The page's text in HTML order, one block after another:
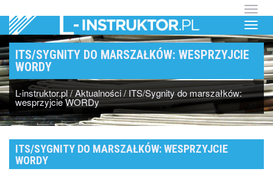
P
R
Z
E
Ł
E
N
P
R
Ą
C
Z
M
ITS/SYGNITY DO MARSZAŁKÓW: WESPRZYJCIE
WORDY
L-instruktor.pl/Aktualności/ITS/Sygnity do marszałków:
wesprzyjcie WORDy
ITS/SYGNITY DO MARSZAŁKÓW: WESPRZYJCIE
WORDY